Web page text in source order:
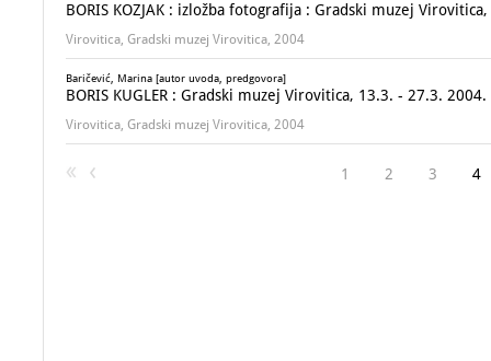
BORIS KOZJAK : izložba fotografija : Gradski muzej
Virovitica, Gradski muzej Virovitica, 2004
Baričević, Marina [autor uvoda, predgovora]
BORIS KUGLER : Gradski muzej Virovitica, 13.3. - 27.3. 2004.
Virovitica, Gradski muzej Virovitica, 2004
1 2 3 4